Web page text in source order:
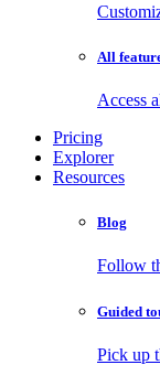
All
Access
Pricing
Explorer
Resources
Blog
Follow
Guided
Pick up